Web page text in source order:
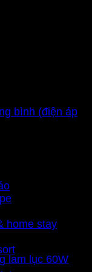
home stay
bình (điện áp
lam lục 60W